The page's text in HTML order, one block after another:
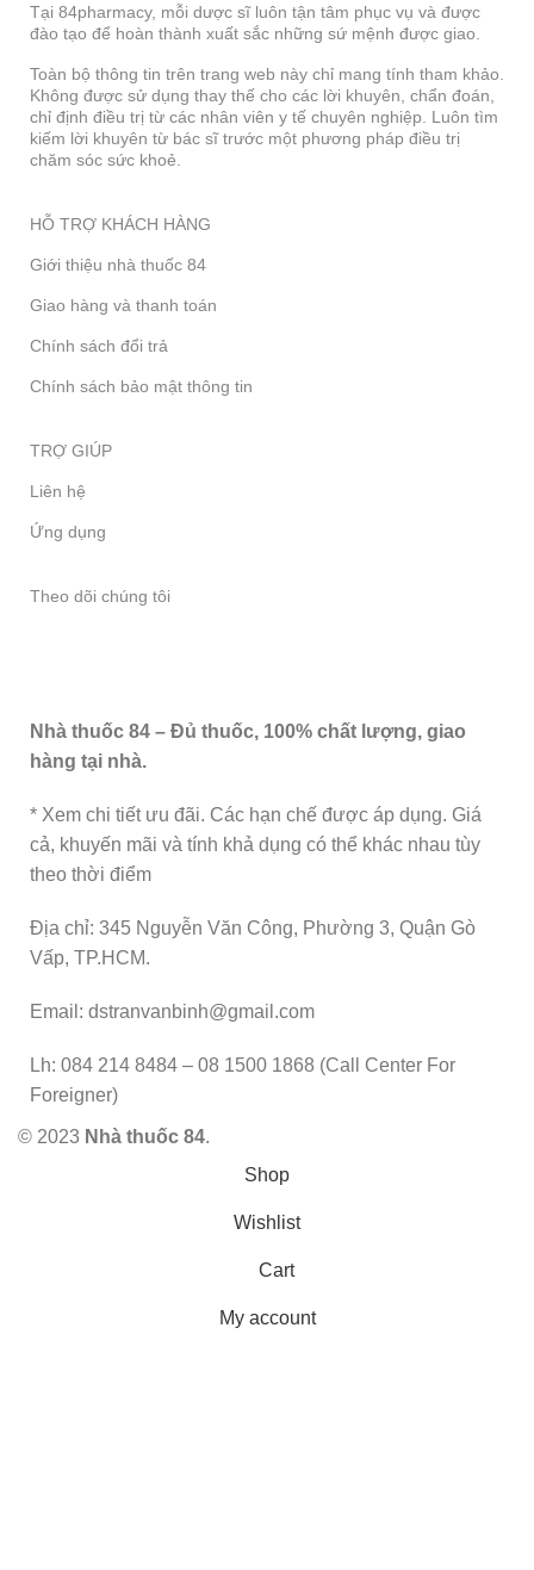
Tại 84pharmacy, mỗi dược sĩ luôn tận tâm phục vụ và được
đào tạo để hoàn thành xuất sắc những sứ mệnh được giao.
Toàn bộ thông tin trên trang web này chỉ mang tính tham khảo.
Không được sử dụng thay thế cho các lời khuyên, chẩn đoán,
chỉ định điều trị từ các nhân viên y tế chuyên nghiệp. Luôn tìm
kiếm lời khuyên từ bác sĩ trước một phương pháp điều trị
chăm sóc sức khoẻ.
HỖ TRỢ KHÁCH HÀNG
Giới thiệu nhà thuốc 84
Giao hàng và thanh toán
Chính sách đổi trả
Chính sách bảo mật thông tin
TRỢ GIÚP
Liên hệ
Ứng dụng
Theo dõi chúng tôi
Nhà thuốc 84 – Đủ thuốc, 100% chất lượng, giao
hàng tại nhà.
* Xem chi tiết ưu đãi. Các hạn chế được áp dụng. Giá
cả, khuyến mãi và tính khả dụng có thể khác nhau tùy
theo thời điểm
Địa chỉ: 345 Nguyễn Văn Công, Phường 3, Quận Gò
Vấp, TP.HCM.
Email: dstranvanbinh@gmail.com
Lh: 084 214 8484 – 08 1500 1868 (Call Center For
Foreigner)
© 2023 Nhà thuốc 84.
Shop
Wishlist
Cart
My account